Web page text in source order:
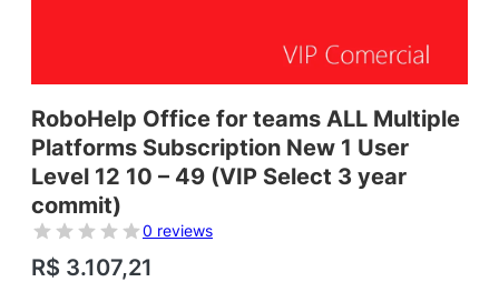
RoboHelp Office for teams ALL Multiple
Platforms Subscription New 1 User
Level 12 10 – 49 (VIP Select 3 year
commit)
0 reviews
R$ 3.107,21